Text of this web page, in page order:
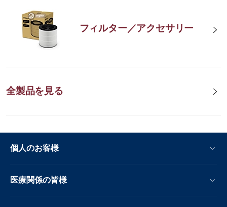
フィルター／アクセサリー
全製品を見る
個人のお客様
医療関係の皆様